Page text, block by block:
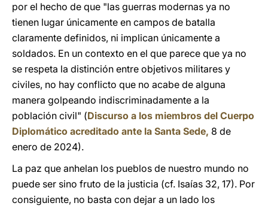
por el hecho de que "las guerras modernas ya no
tienen lugar únicamente en campos de batalla
claramente definidos, ni implican únicamente a
soldados. En un contexto en el que parece que ya no
se respeta la distinción entre objetivos militares y
civiles, no hay conflicto que no acabe de alguna
manera golpeando indiscriminadamente a la
población civil" (Discurso a los miembros del Cuerpo
Diplomático acreditado ante la Santa Sede, 8 de
enero de 2024).
La paz que anhelan los pueblos de nuestro mundo no
puede ser sino fruto de la justicia (cf. Isaías 32, 17). Por
consiguiente, no basta con dejar a un lado los